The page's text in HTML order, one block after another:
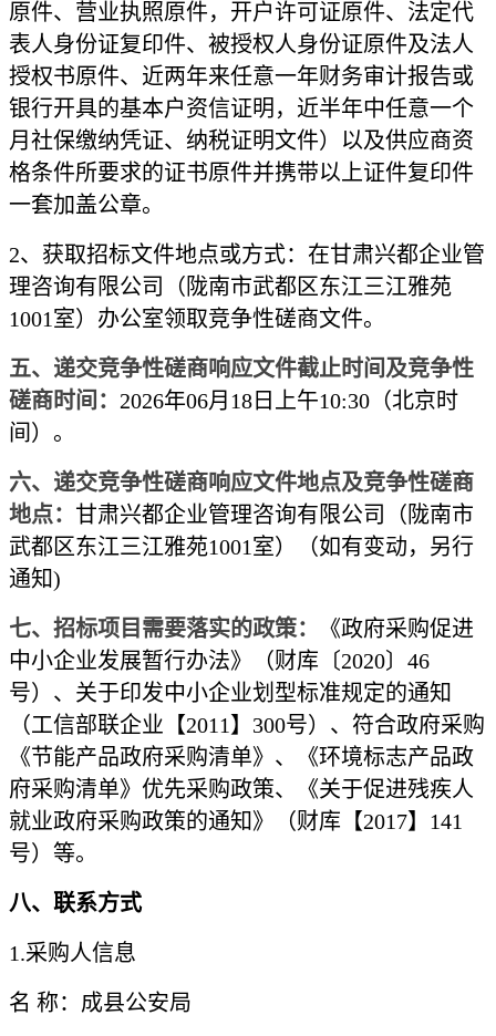
原件、营业执照原件，开户许可证原件、法定代
表人身份证复印件、被授权人身份证原件及法人
授权书原件、近两年来任意一年财务审计报告或
银行开具的基本户资信证明，近半年中任意一个
月社保缴纳凭证、纳税证明文件）以及供应商资
格条件所要求的证书原件并携带以上证件复印件
一套加盖公章。
2、获取招标文件地点或方式：在甘肃兴都企业管
理咨询有限公司（陇南市武都区东江三江雅苑
1001室） 办公室领取竞争性磋商文件。
五、递交竞争性磋商响应文件截止时间及竞争性
磋商时间： 2026年06月18日上午10:30 （北京时
间）。
六、递交竞争性磋商响应文件地点及竞争性磋商
地点： 甘肃兴都企业管理咨询有限公司（陇南市
武都区东江三江雅苑1001室）
（如有变动，另行
通知)
七、招标项目需要落实的政策：
《政府采购促进
中小企业发展暂行办法》（财库〔2020〕46
号）、关于印发中小企业划型标准规定的通知
（工信部联企业【2011】300号）、符合政府采购
《节能产品政府采购清单》、《环境标志产品政
府采购清单》优先采购政策、《关于促进残疾人
就业政府采购政策的通知》（财库【2017】141
号）等。
八、联系方式
1.采购人信息
名 称： 成县公安局